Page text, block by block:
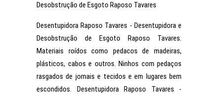
Desobstrução de Esgoto Raposo Tavares
Desentupidora Raposo Tavares - Desentupidora e
Desobstrução de Esgoto Raposo Tavares.
Materiais roídos como pedacos de madeiras,
plásticos, cabos e outros. Ninhos com pedaços
rasgados de jornais e tecidos e em lugares bem
escondidos. Desentupidora Raposo Tavares -